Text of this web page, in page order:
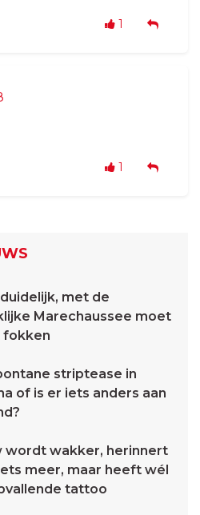
1
1
met de
Marechaussee moet
fokken
striptease in
of is er iets anders aan
wordt wakker, herinnert
meer, maar heeft wél
tattoo